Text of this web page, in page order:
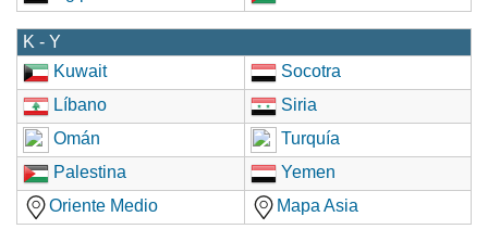
K - Y
Kuwait
Socotra
Líbano
Siria
Omán
Turquía
Palestina
Yemen
Oriente Medio
Mapa Asia